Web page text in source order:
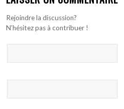
Rejoindre la discussion?
N’hésitez pas à contribuer !